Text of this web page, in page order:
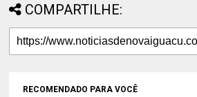
COMPARTILHE:
RECOMENDADO PARA VOCÊ